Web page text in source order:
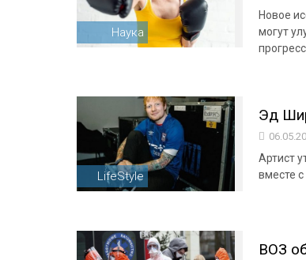
Наука
Новое
могут
LifeStyle
Эд
Артист
вместе
ВОЗ